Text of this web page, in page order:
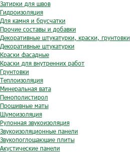
Затирки для швов
Гидроизоляция
Для камня и брусчатки
Прочие составы и добавки
Декоративные штукатурки, краски, грунтовки
Декоративные штукатурки
Краски фасадные
Краски для внутренних работ
Грунтовки
Теплоизоляция
Минеральная вата
Пенополистирол
Прошивные маты
Шумоизоляция
Рулонная звукоизоляция
Звукоизоляционные панели
Звукопоглощающие плиты
Акустические панели